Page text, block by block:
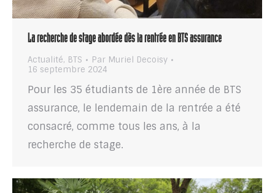
La recherche de stage abordée dès la rentrée en BTS assurance
Actualité, BTS Par Muriel Decoisy
16 septembre 2024
Pour les 35 étudiants de 1ère année de BTS
assurance, le lendemain de la rentrée a été
consacré, comme tous les ans, à la
recherche de stage.